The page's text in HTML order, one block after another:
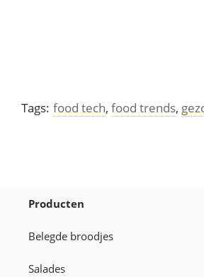
Tags: food tech, food trends,
Producten
Belegde broodjes
Salades